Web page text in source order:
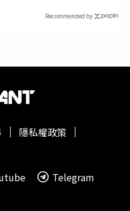
Recommended by
隱私權政策
Telegram